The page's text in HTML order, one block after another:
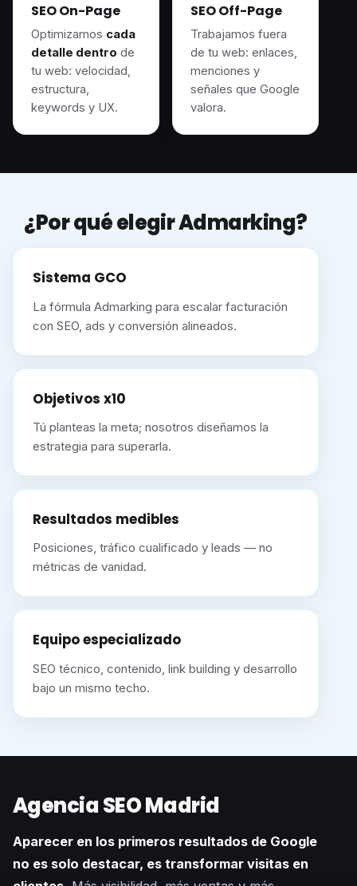
SEO On-Page
Optimizamos cada
detalle dentro de
tu web: velocidad,
estructura,
keywords y UX.
SEO Off-Page
Trabajamos fuera
de tu web: enlaces,
menciones y
señales que Google
valora.
¿Por qué elegir Admarking?
Sistema GCO
La fórmula Admarking para escalar facturación
con SEO, ads y conversión alineados.
Objetivos x10
Tú planteas la meta; nosotros diseñamos la
estrategia para superarla.
Resultados medibles
Posiciones, tráfico cualificado y leads — no
métricas de vanidad.
Equipo especializado
SEO técnico, contenido, link building y desarrollo
bajo un mismo techo.
Agencia SEO Madrid
Aparecer en los primeros resultados de Google
no es solo destacar, es transformar visitas en